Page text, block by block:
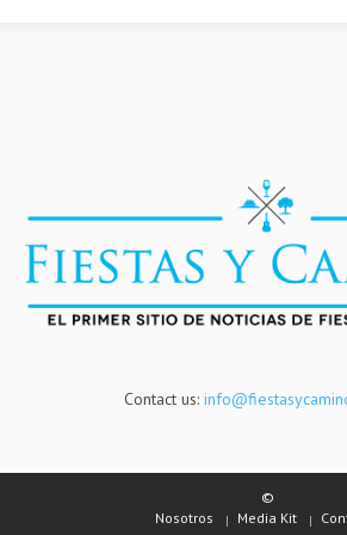
Contact us:
©
Nosotros
Media Kit